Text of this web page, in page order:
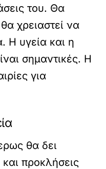
του. Θα
χρειαστεί να
Η υγεία και η
σημαντικές. Η
για
θα δει
προκλήσεις